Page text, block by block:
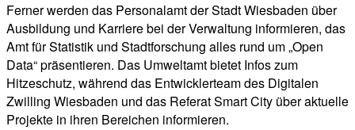
Ferner werden das Personalamt der Stadt Wiesbaden über
Ausbildung und Karriere bei der Verwaltung informieren, das
Amt für Statistik und Stadtforschung alles rund um „Open
Data“ präsentieren. Das Umweltamt bietet Infos zum
Hitzeschutz, während das Entwicklerteam des Digitalen
Zwilling Wiesbaden und das Referat Smart City über aktuelle
Projekte in ihren Bereichen informieren.